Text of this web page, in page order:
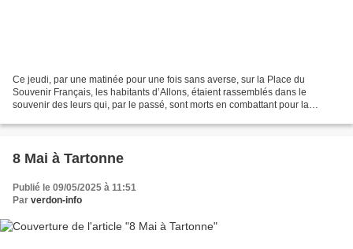
Ce jeudi, par une matinée pour une fois sans averse, sur la Place du
Souvenir Français, les habitants d’Allons, étaient rassemblés dans le
souvenir des leurs qui, par le passé, sont morts en combattant pour la
8 Mai à Tartonne
Publié le 09/05/2025 à 11:51
Par verdon-info